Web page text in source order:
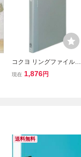
コクヨ リングファイルPP
A4縦 内径17mm 120枚 3
現在 1,876円
送料無料